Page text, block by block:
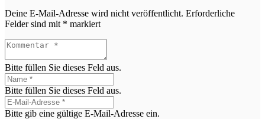
Deine E-Mail-Adresse wird nicht veröffentlicht. Erforderliche
Felder sind mit * markiert
Bitte füllen Sie dieses Feld aus.
Bitte füllen Sie dieses Feld aus.
Bitte gib eine gültige E-Mail-Adresse ein.